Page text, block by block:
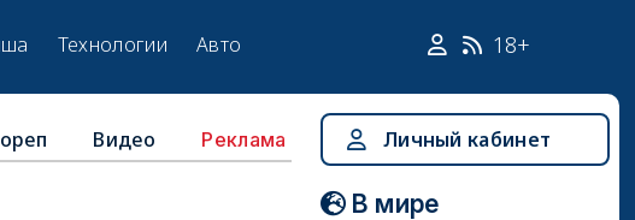
Технологии Авто 18+
Видео Реклама Личный кабинет
В мире